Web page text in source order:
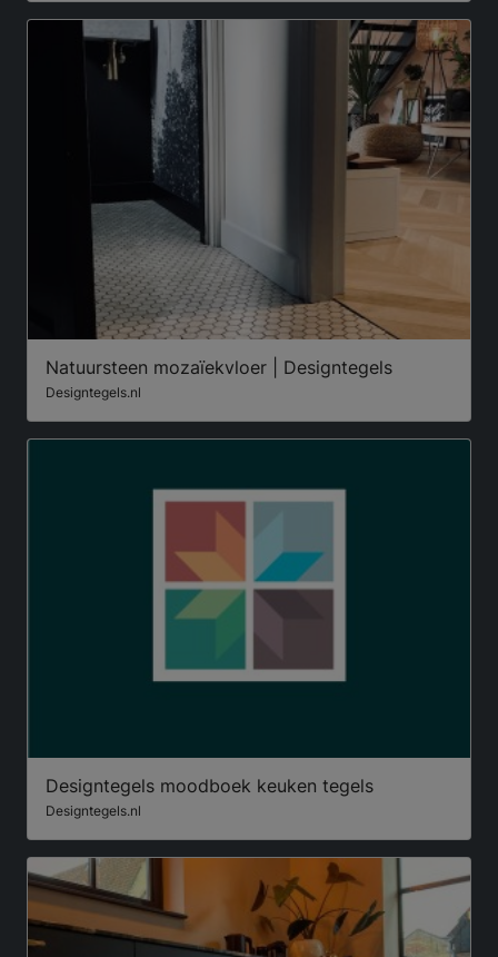
Natuursteen mozaïekvloer | Designtegels
Designtegels.nl
Designtegels moodboek keuken tegels
Designtegels.nl